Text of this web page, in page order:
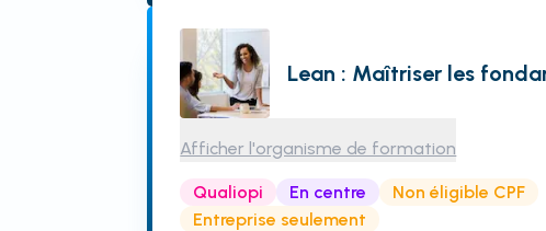
Lean : Maîtriser les
Afficher l'organisme de formation
Qualiopi En centre
Non éligible CPF
Entreprise seulement